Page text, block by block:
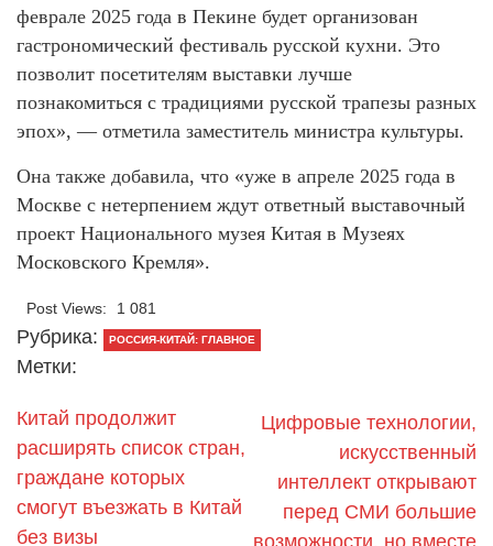
феврале 2025 года в Пекине будет организован
гастрономический фестиваль русской кухни. Это
позволит посетителям выставки лучше
познакомиться с традициями русской трапезы разных
эпох», — отметила заместитель министра культуры.
Она также добавила, что «уже в апреле 2025 года в
Москве с нетерпением ждут ответный выставочный
проект Национального музея Китая в Музеях
Московского Кремля».
Post Views: 1 081
Рубрика: РОССИЯ-КИТАЙ: ГЛАВНОЕ
Метки:
Китай продолжит
расширять список стран,
граждане которых
смогут въезжать в Китай
без визы
Цифровые технологии,
искусственный
интеллект открывают
перед СМИ большие
возможности, но вместе